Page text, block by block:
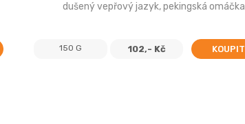
dušený vepřový jazyk, pekingská omáčka
150 G 102,- Kč KOUPIT